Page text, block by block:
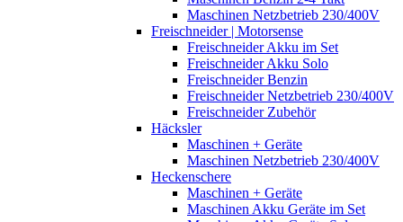
Maschinen Netzbetrieb 230/400V
Freischneider | Motorsense
Freischneider Akku im Set
Freischneider Akku Solo
Freischneider Benzin
Freischneider Netzbetrieb 230/400V
Freischneider Zubehör
Häcksler
Maschinen + Geräte
Maschinen Netzbetrieb 230/400V
Heckenschere
Maschinen + Geräte
Maschinen Akku Geräte im Set